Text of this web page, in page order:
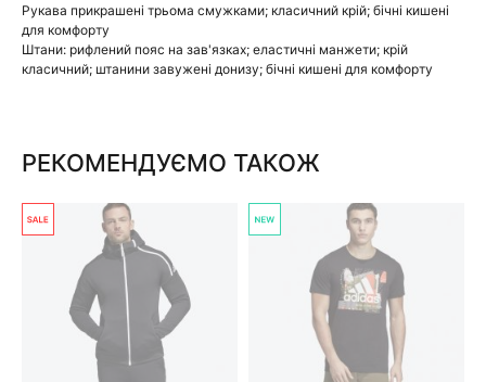
Рукава прикрашені трьома смужками; класичний крій; бічні кишені
для комфорту
Штани: рифлений пояс на зав'язках; еластичні манжети; крій
класичний; штанини завужені донизу; бічні кишені для комфорту
РЕКОМЕНДУЄМО ТАКОЖ